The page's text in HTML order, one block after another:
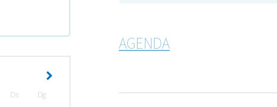
Ds
Dg
AGENDA